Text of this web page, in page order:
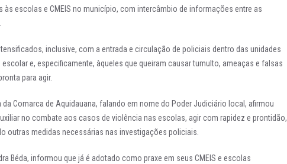
escolas e CMEIS no município, com intercâmbio de informações entre as
inclusive, com a entrada e circulação de policiais dentro das unidades
e, especificamente, àqueles que queiram causar tumulto, ameaças e falsas
para agir.
da Comarca de Aquidauana, falando em nome do Poder Judiciário local, afirmou
no combate aos casos de violência nas escolas, agir com rapidez e prontidão,
outras medidas necessárias nas investigações policiais.
Béda, informou que já é adotado como praxe em seus CMEIS e escolas